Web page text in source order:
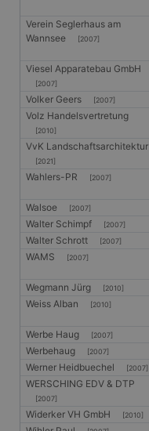
Verein Seglerhaus am
Wannsee
[2007]
Viesel Apparatebau GmbH
[2007]
Volker Geers [2007]
Volz Handelsvertretung
[2010]
VvK Landschaftsarchitektur
[2021]
Wahlers-PR [2007]
Walsoe [2007]
Walter Schimpf [2007]
Walter Schrott [2007]
WAMS [2007]
Wegmann Jürg [2010]
Weiss Alban [2010]
Werbe Haug [2007]
Werbehaug [2007]
Werner Heidbuechel [2007]
WERSCHING EDV & DTP
[2007]
Widerker VH GmbH [2010]